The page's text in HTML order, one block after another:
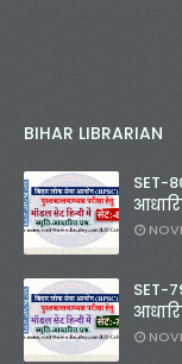
BIHAR LIBRARIAN
SET-
SET-